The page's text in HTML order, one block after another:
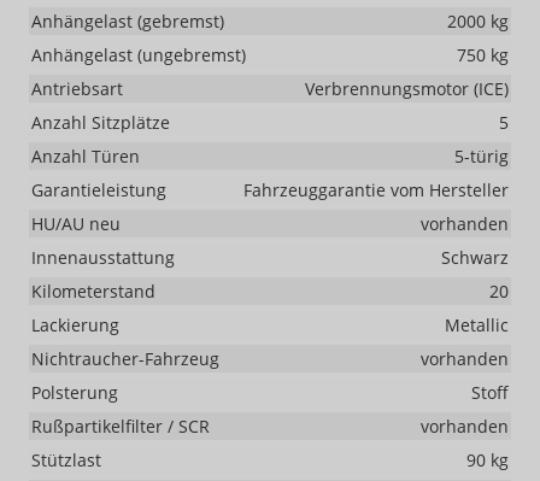
Anhängelast (gebremst)
2000 kg
Anhängelast (ungebremst)
750 kg
Antriebsart
Verbrennungsmotor (ICE)
Anzahl Sitzplätze
5
Anzahl Türen
5-türig
Garantieleistung
Fahrzeuggarantie vom Hersteller
HU/AU neu
vorhanden
Innenausstattung
Schwarz
Kilometerstand
20
Lackierung
Metallic
Nichtraucher-Fahrzeug
vorhanden
Polsterung
Stoff
Rußpartikelfilter / SCR
vorhanden
Stützlast
90 kg